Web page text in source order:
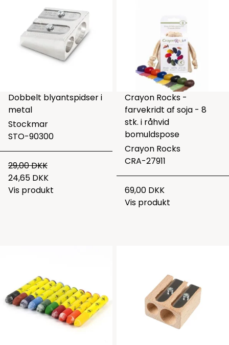
Dobbelt blyantspidser i
metal
Stockmar
STO-90300
29,00 DKK
24,65 DKK
Vis produkt
Crayon Rocks -
farvekridt af soja - 8
stk. i råhvid
bomuldspose
Crayon Rocks
CRA-27911
69,00 DKK
Vis produkt